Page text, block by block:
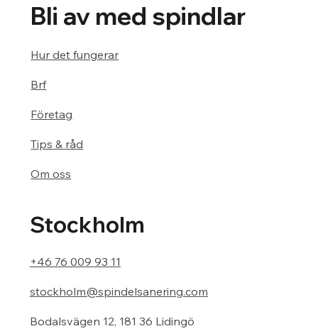
Bli av med spindlar
Hur det fungerar
Brf
Företag
Tips & råd
Om oss
Stockholm
+46 76 009 93 11
Bodalsvägen 12, 181 36 Lidingö
stockholm@spindelsanering.com